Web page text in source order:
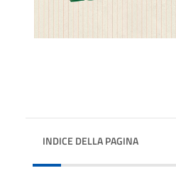
INDICE DELLA PAGINA